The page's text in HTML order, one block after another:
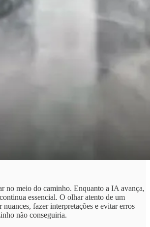
no meio do caminho. Enquanto a IA avança,
essencial. O olhar atento de um
nuances, fazer interpretações e evitar erros
não conseguiria.